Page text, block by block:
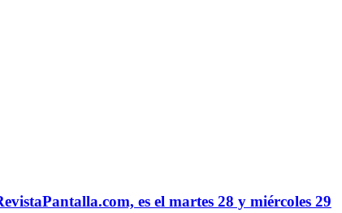
es el martes 28 y miércoles 29